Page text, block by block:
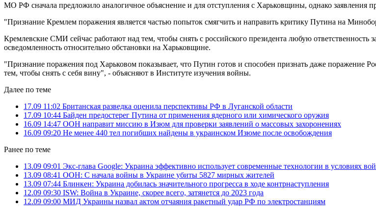
МО РФ сначала предложило аналогичное объяснение и для отступления с Харьковщины, однако
"Признание Кремлем поражения является частью попыток смягчить и направить критику Путина на
Кремлевские СМИ сейчас работают над тем, чтобы снять с российского президента любую ответственность
осведомленность относительно обстановки на Харьковщине.
"Признание поражения под Харьковом показывает, что Путин готов и способен признать даже поражение
тем, чтобы снять с себя вину", - объясняют в Институте изучения войны.
Далее по теме
17.09 11:02 Британская разведка оценила перспективы РФ в Луганской области
17.09 10:44 Байден предостерег Путина от применения ядерного или химического оружия
16.09 14:47 ООН направит миссию в Изюм для проверки заявлений о массовых захоронениях
16.09 09:20 Не менее 440 тел погибших найдены в украинском Изюме после освобождения
Ранее по теме
13.09 09:01 Экс-глава Google: Украина эффективно использует современные технологии в условиях
13.09 08:41 ООН: С начала войны в Украине убиты 5827 мирных жителей
13.09 07:44 Блинкен: Украина добилась значительного прогресса в ходе контрнаступления
12.09 09:30 ISW: Война в Украине, скорее всего, затянется до 2023 года
12.09 09:00 МИД Украины назвал актом отчаяния ракетный удар РФ по электростанциям